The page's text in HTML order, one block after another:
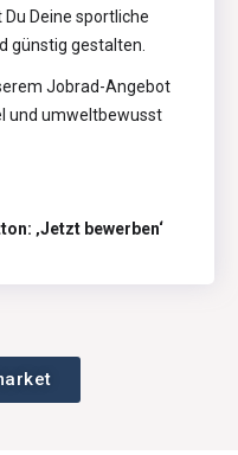
Deine sportliche
günstig gestalten.
Jobrad-Angebot
und umweltbewusst
‚Jetzt bewerben‘